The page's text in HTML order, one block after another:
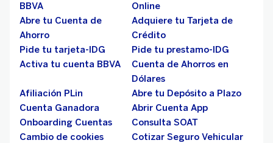
BBVA
Online
Abre tu Cuenta de
Ahorro
Adquiere tu Tarjeta de
Crédito
Pide tu tarjeta-IDG
Pide tu prestamo-IDG
Activa tu cuenta BBVA
Cuenta de Ahorros en
Dólares
Afiliación PLin
Abre tu Depósito a Plazo
Cuenta Ganadora
Abrir Cuenta App
Onboarding Cuentas
Consulta SOAT
Cambio de cookies
Cotizar Seguro Vehicular